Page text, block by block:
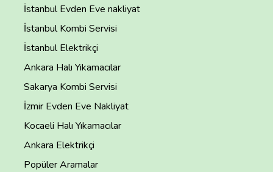
İstanbul Evden Eve nakliyat
İstanbul Kombi Servisi
İstanbul Elektrikçi
Ankara Halı Yıkamacılar
Sakarya Kombi Servisi
İzmir Evden Eve Nakliyat
Kocaeli Halı Yıkamacılar
Ankara Elektrikçi
Popüler Aramalar